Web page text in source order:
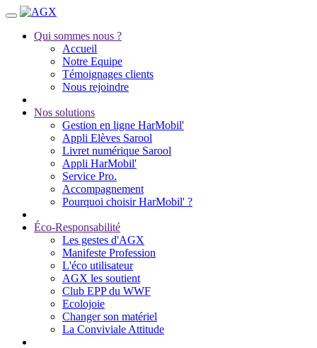
Qui sommes nous ?
Accueil
Notre Equipe
Témoignages clients
Nous rejoindre
Nos solutions
Gestion en ligne HarMobil'
Appli Elèves Sarool
Livret numérique Sarool
Appli HarMobil'
Service Pro.
Accompagnement
Pourquoi choisir HarMobil' ?
Éco-Responsabilité
Les gestes d'AGX
Manifeste Profession
L'éco utilisateur
AGX les soutient
Club EPP du WWF
Ecolojoie
Changer son matériel
La Conviviale Attitude